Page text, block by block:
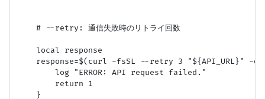
    # --retry: 通信失敗時のリトライ回数
    local response
response=$(curl -fsSL --retry 3 "${API_URL}" -o
        log "ERROR: API request failed."
        return 1
    }